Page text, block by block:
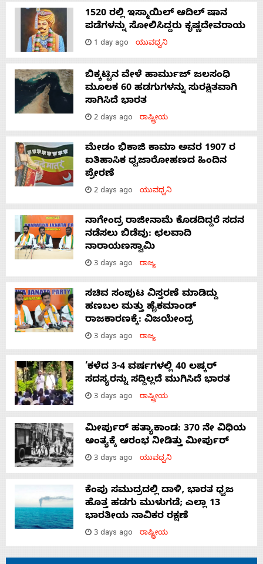
1520 ರಲ್ಲಿ ಇಸ್ಮಾಯಿಲ್ ಆದಿಲ್ ಷಾನ
ಪಡೆಗಳನ್ನು ಸೋಲಿಸಿದ್ದರು ಕೃಷ್ಣದೇವರಾಯ
1 day ago ಯುವಧ್ವನಿ
ಬಿಕ್ಕಟ್ಟಿನ ವೇಳೆ ಹಾರ್ಮುಜ್ ಜಲಸಂಧಿ
ಮೂಲಕ 60 ಹಡಗುಗಳನ್ನು ಸುರಕ್ಷಿತವಾಗಿ
ಸಾಗಿಸಿದೆ ಭಾರತ
2 days ago ರಾಷ್ಟ್ರೀಯ
ಮೇಡಂ ಭಿಕಾಜಿ ಕಾಮಾ ಅವರ 1907 ರ
ಐತಿಹಾಸಿಕ ಧ್ವಜಾರೋಹಣದ ಹಿಂದಿನ
ಪ್ರೇರಣೆ
2 days ago ಯುವಧ್ವನಿ
ನಾಗೇಂದ್ರ ರಾಜೀನಾಮೆ ಕೊಡದಿದ್ದರೆ ಸದನ
ನಡೆಸಲು ಬಿಡೆವು: ಛಲವಾದಿ
ನಾರಾಯಣಸ್ವಾಮಿ
3 days ago ರಾಜ್ಯ
ಸಚಿವ ಸಂಪುಟ ವಿಸ್ತರಣೆ ಮಾಡಿದ್ದು
ಹಣಬಲ ಮತ್ತು ಹೈಕಮಾಂಡ್
ರಾಜಕಾರಣಕ್ಕೆ: ವಿಜಯೇಂದ್ರ
3 days ago ರಾಜ್ಯ
‘ಕಳೆದ 3-4 ವರ್ಷಗಳಲ್ಲಿ 40 ಲಷ್ಕರ್
ಸದಸ್ಯರನ್ನು ಸದ್ದಿಲ್ಲದೆ ಮುಗಿಸಿದೆ ಭಾರತ
3 days ago ರಾಷ್ಟ್ರೀಯ
ಮೀರ್ಪುರ್ ಹತ್ಯಾಕಾಂಡ: 370 ನೇ ವಿಧಿಯ
ಅಂತ್ಯಕ್ಕೆ ಆರಂಭ ನೀಡಿತ್ತು ಮೀರ್ಪುರ್
3 days ago ಯುವಧ್ವನಿ
ಕೆಂಪು ಸಮುದ್ರದಲ್ಲಿ ದಾಳಿ, ಭಾರತ ಧ್ವಜ
ಹೊತ್ತ ಹಡಗು ಮುಳುಗಡೆ; ಎಲ್ಲಾ 13
ಭಾರತೀಯ ನಾವಿಕರ ರಕ್ಷಣೆ
3 days ago ರಾಷ್ಟ್ರೀಯ